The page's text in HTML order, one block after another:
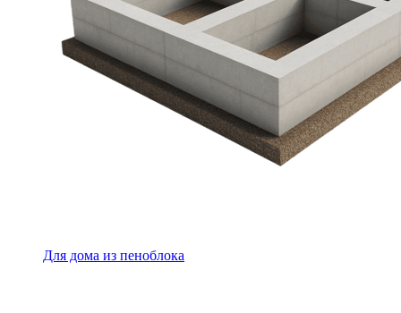
Для дома из пеноблока